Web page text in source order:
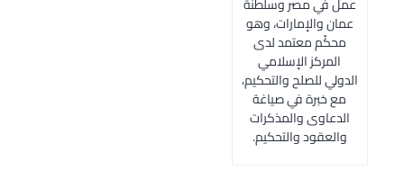
عمان والإمارات، وهو
محكّم معتمد لدى
المركز الإسلامي
الدولي للصلح والتحكيم،
مع خبرة في صياغة
الدعاوى والمذكرات
والعقود والتحكيم.